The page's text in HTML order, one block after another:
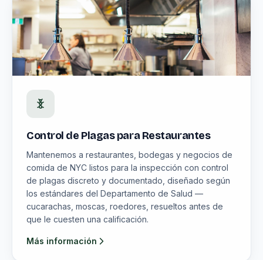
Control de Plagas para Restaurantes
Mantenemos a restaurantes, bodegas y negocios de
comida de NYC listos para la inspección con control
de plagas discreto y documentado, diseñado según
los estándares del Departamento de Salud —
cucarachas, moscas, roedores, resueltos antes de
que le cuesten una calificación.
Más información